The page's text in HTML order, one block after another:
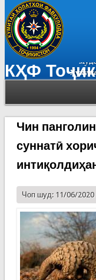
КҲФ
Чин
суннатӣ
Чоп шуд: 11/06/2020